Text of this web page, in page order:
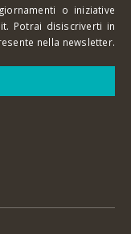
o iniziative
Potrai disiscriverti in
nella newsletter.